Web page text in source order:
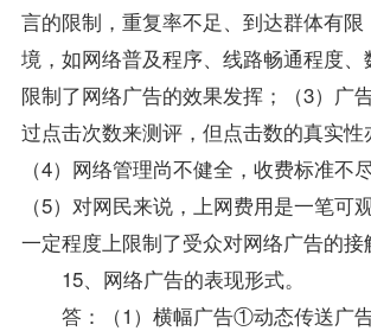
言的限制，重复率不足、到达群体有
境，如网络普及程序、线路畅通程度、
限制了网络广告的效果发挥；（3）广
过点击次数来测评，但点击数的真实性
（4）网络管理尚不健全，收费标准不
（5）对网民来说，上网费用是一笔可
一定程度上限制了受众对网络广告的接
15、网络广告的表现形式。
答：（1）横幅广告①动态传送广